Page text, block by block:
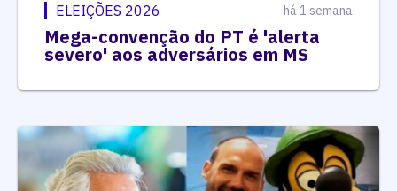
ELEIÇÕES 2026 há 1 semana
Mega-convenção do PT é 'alerta
severo' aos adversários em MS